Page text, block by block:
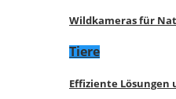
Wildkameras für
Tiere
Effiziente